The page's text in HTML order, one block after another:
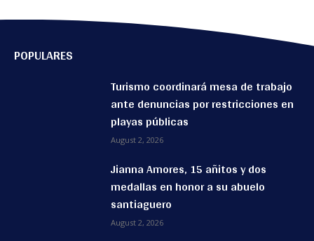
POPULARES
Turismo coordinará mesa de trabajo
ante denuncias por restricciones en
playas públicas
August 2, 2026
Jianna Amores, 15 añitos y dos
medallas en honor a su abuelo
santiaguero
August 2, 2026